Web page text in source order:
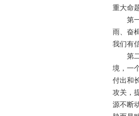
重大命
第
雨、奋
我们有
第
境，一
付出和
攻关，
源不断